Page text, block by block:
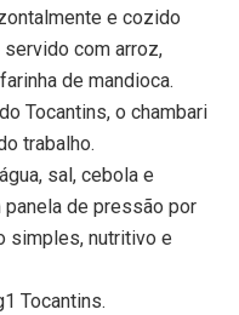
e cozido
com arroz,
de mandioca.
Tocantins, o chambari
trabalho.
sal, cebola e
de pressão por
simples, nutritivo e
Tocantins.